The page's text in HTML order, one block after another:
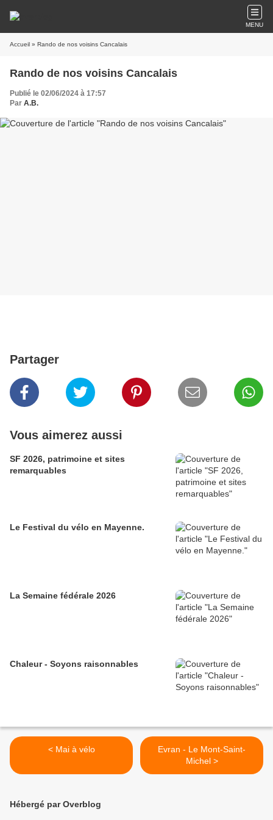
MENU
Accueil » Rando de nos voisins Cancalais
Rando de nos voisins Cancalais
Publié le 02/06/2024 à 17:57
Par A.B.
Partager
Vous aimerez aussi
SF 2026, patrimoine et sites
remarquables
Le Festival du vélo en Mayenne.
La Semaine fédérale 2026
Chaleur - Soyons raisonnables
< Mai à vélo
Evran - Le Mont-Saint-
Michel >
Hébergé par Overblog